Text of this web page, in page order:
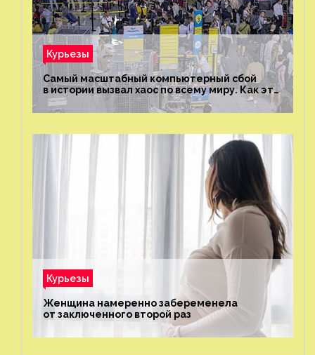
Курьезы
Самый масштабный компьютерный сбой
в истории вызвал хаос по всему миру. Как это
было?
Курьезы
Женщина намеренно забеременела
от заключенного второй раз